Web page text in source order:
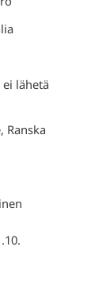
ei lähetä
Ranska